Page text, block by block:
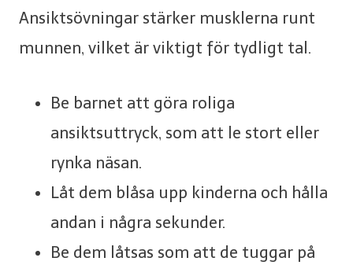
Ansiktsövningar stärker musklerna runt
munnen, vilket är viktigt för tydligt tal.
Be barnet att göra roliga
ansiktsuttryck, som att le stort eller
rynka näsan.
Låt dem blåsa upp kinderna och hålla
andan i några sekunder.
Be dem låtsas som att de tuggar på